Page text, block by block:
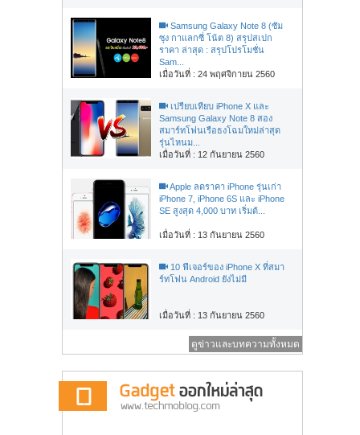
Samsung Galaxy Note 8 (ซัม
ซุง กาแลกซี่ โน้ต 8) สรุปสเปก
ราคา ล่าสุด : สรุปโปรโมชั่น
Sam...
เมื่อวันที่ : 24 พฤศจิกายน 2560
เปรียบเทียบ iPhone X และ
Samsung Galaxy Note 8 สอง
สมาร์ทโฟนเรือธงโฉมใหม่ล่าสุด
รุ่นไหนม...
เมื่อวันที่ : 12 กันยายน 2560
Apple ลดราคา iPhone รุ่นเก่า
iPhone 7, iPhone 6S และ iPhone
SE สูงสุด 4,000 บาท เริ่มต้...
เมื่อวันที่ : 13 กันยายน 2560
10 ฟีเจอร์ของ iPhone X ที่สมา
ร์ทโฟน Android ยังไม่มี
เมื่อวันที่ : 13 กันยายน 2560
ดูข่าวและบทความทั้งหมด